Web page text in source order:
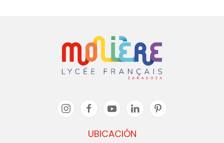
UBICACIÓN